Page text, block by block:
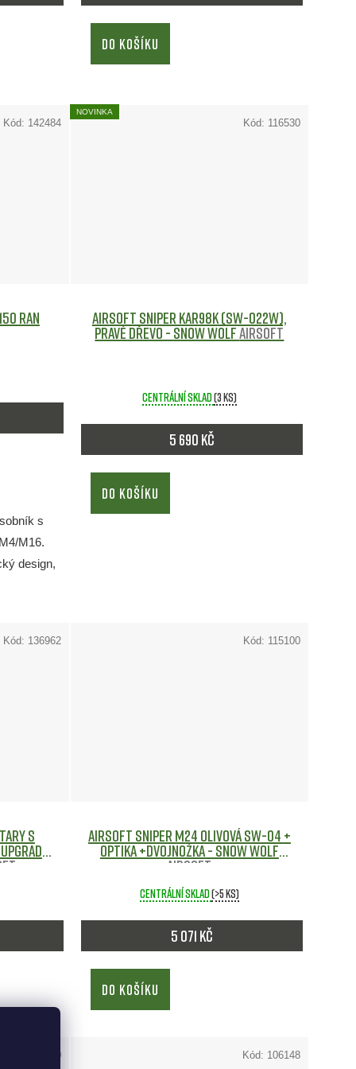
k
t
ů
ran
s
M16.
design,
Kód: 142484
NOVINKA
Airsoft sniper KAR98K (SW-022W),
pravé dřevo - Snow WolfAirsoft
je
5,0
Centrální sklad(3 ks)
5 690 Kč
DO KOŠÍKU
Kód: 116530
s
Kód: 136962
Airsoft Sniper M24 olivová SW-04 +
optika +dvojnožka - Snow Wolf
Airsoft
Centrální sklad(>5 ks)
5 071 Kč
DO KOŠÍKU
Kód: 115100
116140 Kód: 106148
DO KOŠÍKU